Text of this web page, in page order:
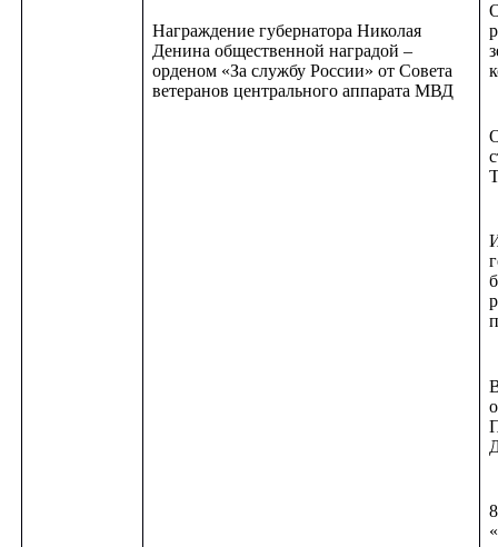
Награждение губернатора Николая
Денина общественной наградой –
орденом «За службу России» от Совета
ветеранов центрального аппарата МВД